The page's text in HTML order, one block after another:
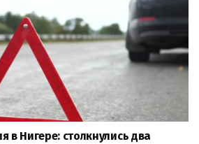
в Нигере: столкнулись два